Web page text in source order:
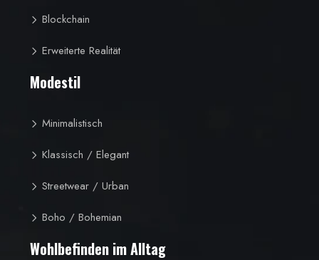
Blockchain
Erweiterte Realität
Modestil
Minimalistisch
Klassisch / Elegant
Streetwear / Urban
Boho / Bohemian
Wohlbefinden im Alltag